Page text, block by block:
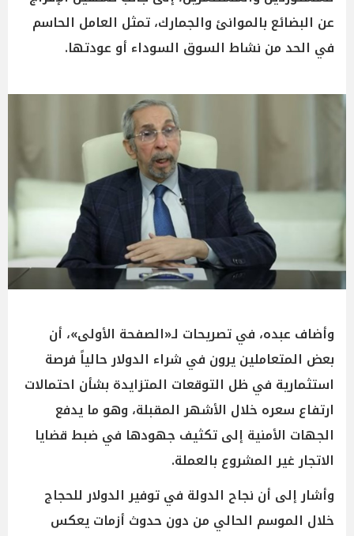
عن البضائع بالموانئ والجمارك، تمثل العامل الحاسم
في الحد من نشاط السوق السوداء أو عودتها.
وأضاف عبده، في تصريحات لـ«الصفحة الأولى»، أن
بعض المتعاملين يرون في شراء الدولار حالياً فرصة
استثمارية في ظل التوقعات المتزايدة بشأن احتمالات
ارتفاع سعره خلال الأشهر المقبلة، وهو ما يدفع
الجهات الأمنية إلى تكثيف جهودها في ضبط قضايا
الاتجار غير المشروع بالعملة.
وأشار إلى أن نجاح الدولة في توفير الدولار للحجاج
خلال الموسم الحالي من دون حدوث أزمات يعكس